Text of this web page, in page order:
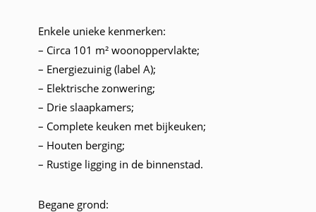
Enkele unieke kenmerken:
– Circa 101 m² woonoppervlakte;
– Energiezuinig (label A);
– Elektrische zonwering;
– Drie slaapkamers;
– Complete keuken met bijkeuken;
– Houten berging;
– Rustige ligging in de binnenstad.
Begane grond: